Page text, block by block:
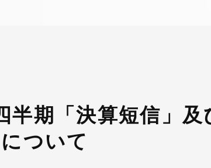
半期「決算短信」及
ついて